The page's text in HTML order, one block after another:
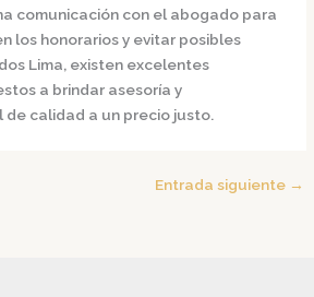
comunicación con el abogado para
los honorarios y evitar posibles
Lima, existen excelentes
a brindar asesoría y
calidad a un precio justo.
Entrada siguiente →